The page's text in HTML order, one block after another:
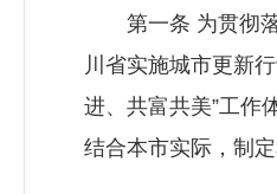
第一条 为贯彻落
川省实施城市更新
进、共富共美”工作
结合本市实际，制定